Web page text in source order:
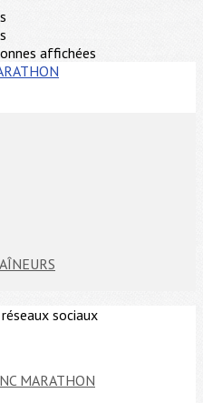
affichées
sociaux